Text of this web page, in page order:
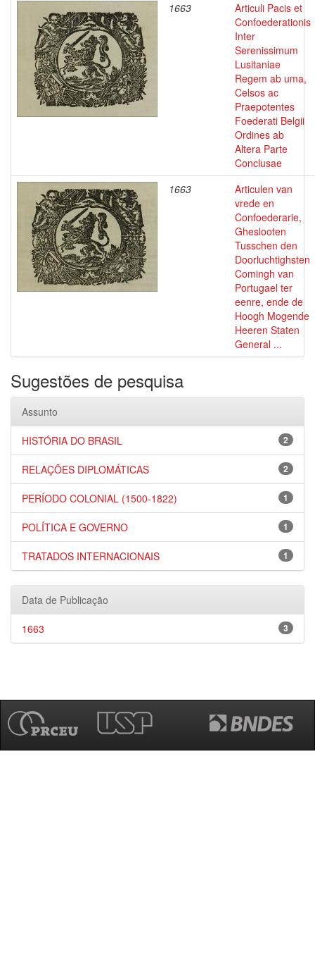
1663
Articuli Pacis et
Confoederationis
Inter
Serenissimum
Lusitaniae
Regem ab uma,
Celsos ac
Praepotentes
Foederati Belgii
Ordines ab
Altera Parte
Conclusae
1663
Articulen van
vrede en
Confoederarie,
Gheslooten
Tusschen den
Doorluchtighsten
Comingh van
Portugael ter
eenre, ende de
Hoogh Mogende
Heeren Staten
General ...
Sugestões de pesquisa
Assunto
2
HISTÓRIA DO BRASIL
2
RELAÇÕES DIPLOMÁTICAS
1
PERÍODO COLONIAL (1500-1822)
1
POLÍTICA E GOVERNO
1
TRATADOS INTERNACIONAIS
Data de Publicação
3
1663